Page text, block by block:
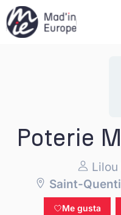
Poterie
Saint-
Me gusta